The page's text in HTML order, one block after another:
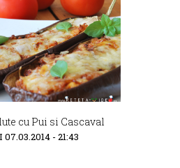
cu Pui si Cascaval
- 21:43